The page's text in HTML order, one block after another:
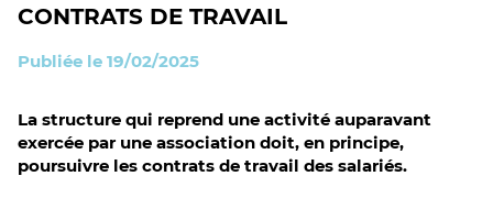
CONTRATS DE TRAVAIL
Publiée le 19/02/2025
La structure qui reprend une activité auparavant
exercée par une association doit, en principe,
poursuivre les contrats de travail des salariés.